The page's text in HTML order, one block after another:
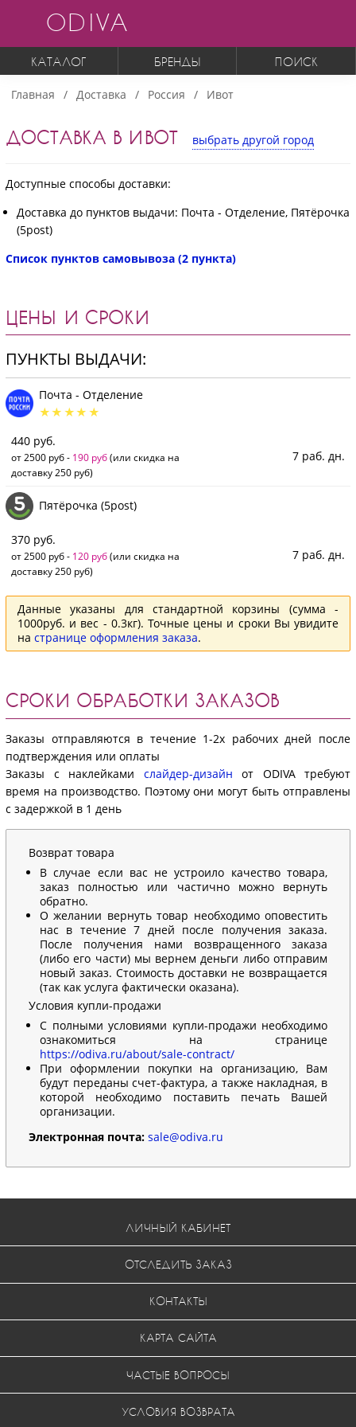
ODIVA
КАТАЛОГ БРЕНДЫ ПОИСК
Главная Доставка Россия Ивот
ДОСТАВКА В ИВОТ выбрать другой город
Доступные способы доставки:
Доставка до пунктов выдачи: Почта - Отделение, Пятёрочка
(5post)
Список пунктов самовывоза (2 пункта)
ЦЕНЫ И СРОКИ
ПУНКТЫ ВЫДАЧИ:
Почта - Отделение
440 руб.
от 2500 руб - 190 руб(или скидка на
доставку 250 руб)
7 раб. дн.
Пятёрочка (5post)
370 руб.
от 2500 руб - 120 руб(или скидка на
доставку 250 руб)
7 раб. дн.
Данные указаны для стандартной корзины (сумма -
1000руб. и вес - 0.3кг). Точные цены и сроки Вы увидите
на странице оформления заказа.
СРОКИ ОБРАБОТКИ ЗАКАЗОВ
Заказы отправляются в течение 1-2х рабочих дней после
подтверждения или оплаты
Заказы с наклейками слайдер-дизайн от ODIVA требуют
время на производство. Поэтому они могут быть отправлены
с задержкой в 1 день
Возврат товара
В случае если вас не устроило качество товара,
заказ полностью или частично можно вернуть
обратно.
О желании вернуть товар необходимо оповестить
нас в течение 7 дней после получения заказа.
После получения нами возвращенного заказа
(либо его части) мы вернем деньги либо отправим
новый заказ. Стоимость доставки не возвращается
(так как услуга фактически оказана).
Условия купли-продажи
С полными условиями купли-продажи необходимо
ознакомиться на странице
https://odiva.ru/about/sale-contract/
При оформлении покупки на организацию, Вам
будут переданы счет-фактура, а также накладная, в
которой необходимо поставить печать Вашей
организации.
Электронная почта: sale@odiva.ru
ЛИЧНЫЙ КАБИНЕТ
ОТСЛЕДИТЬ ЗАКАЗ
КОНТАКТЫ
КАРТА САЙТА
ЧАСТЫЕ ВОПРОСЫ
УСЛОВИЯ ВОЗВРАТА